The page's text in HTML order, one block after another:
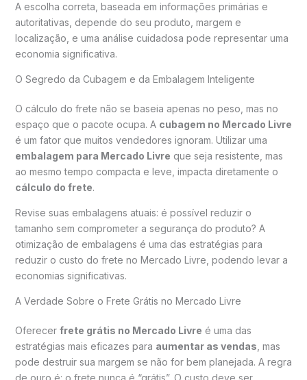
A escolha correta, baseada em informações primárias e
autoritativas, depende do seu produto, margem e
localização, e uma análise cuidadosa pode representar uma
economia significativa.
O Segredo da Cubagem e da Embalagem Inteligente
O cálculo do frete não se baseia apenas no peso, mas no
espaço que o pacote ocupa. A cubagem no Mercado Livre
é um fator que muitos vendedores ignoram. Utilizar uma
embalagem para Mercado Livre que seja resistente, mas
ao mesmo tempo compacta e leve, impacta diretamente o
cálculo do frete.
Revise suas embalagens atuais: é possível reduzir o
tamanho sem comprometer a segurança do produto? A
otimização de embalagens é uma das estratégias para
reduzir o custo do frete no Mercado Livre, podendo levar a
economias significativas.
A Verdade Sobre o Frete Grátis no Mercado Livre
Oferecer frete grátis no Mercado Livre é uma das
estratégias mais eficazes para aumentar as vendas , mas
pode destruir sua margem se não for bem planejada. A regra
de ouro é: o frete nunca é “grátis”. O custo deve ser